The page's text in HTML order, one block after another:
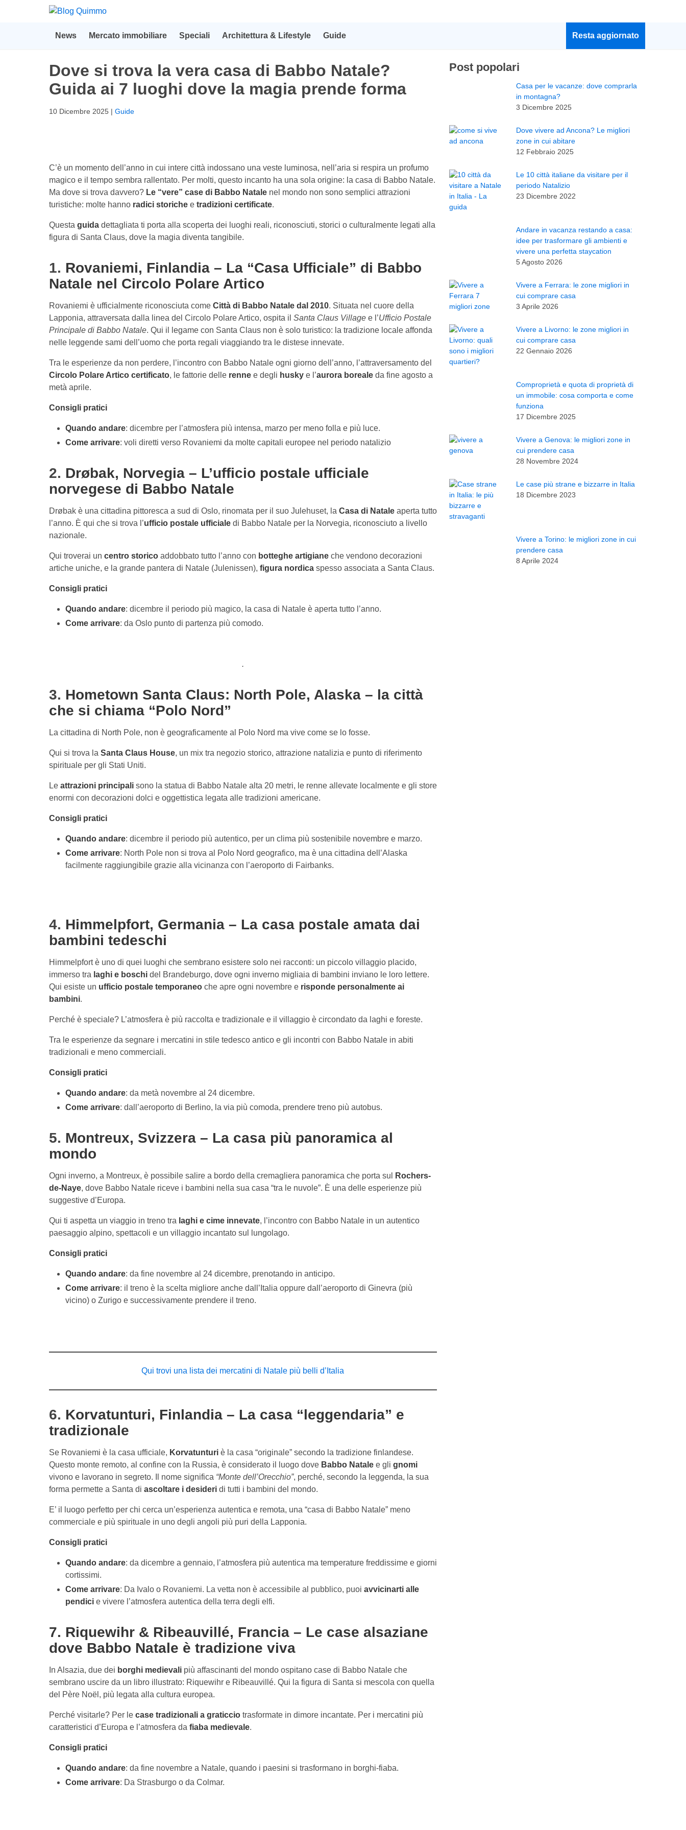
News Mercato immobiliare Speciali Architettura & Lifestyle Guide Resta aggiornato
Dove si trova la vera casa di Babbo Natale?
Guida ai 7 luoghi dove la magia prende forma
10 Dicembre 2025 | Guide
C’è un momento dell’anno in cui intere città indossano una veste luminosa, nell’aria si respira un profumo
magico e il tempo sembra rallentato. Per molti, questo incanto ha una sola origine: la casa di Babbo Natale.
Ma dove si trova davvero? Le “vere” case di Babbo Natale nel mondo non sono semplici attrazioni
turistiche: molte hanno radici storiche e tradizioni certificate.
Questa guida dettagliata ti porta alla scoperta dei luoghi reali, riconosciuti, storici o culturalmente legati alla
figura di Santa Claus, dove la magia diventa tangibile.
1. Rovaniemi, Finlandia – La “Casa Ufficiale” di Babbo
Natale nel Circolo Polare Artico
Rovaniemi è ufficialmente riconosciuta come Città di Babbo Natale dal 2010. Situata nel cuore della
Lapponia, attraversata dalla linea del Circolo Polare Artico, ospita il Santa Claus Village e l’Ufficio Postale
Principale di Babbo Natale. Qui il legame con Santa Claus non è solo turistico: la tradizione locale affonda
nelle leggende sami dell’uomo che porta regali viaggiando tra le distese innevate.
Tra le esperienze da non perdere, l’incontro con Babbo Natale ogni giorno dell’anno, l’attraversamento del
Circolo Polare Artico certificato, le fattorie delle renne e degli husky e l’aurora boreale da fine agosto a
metà aprile.
Consigli pratici
Quando andare: dicembre per l’atmosfera più intensa, marzo per meno folla e più luce.
Come arrivare: voli diretti verso Rovaniemi da molte capitali europee nel periodo natalizio
2. Drøbak, Norvegia – L’ufficio postale ufficiale
norvegese di Babbo Natale
Drøbak è una cittadina pittoresca a sud di Oslo, rinomata per il suo Julehuset, la Casa di Natale aperta tutto
l’anno. È qui che si trova l’ufficio postale ufficiale di Babbo Natale per la Norvegia, riconosciuto a livello
nazionale.
Qui troverai un centro storico addobbato tutto l’anno con botteghe artigiane che vendono decorazioni
artiche uniche, e la grande pantera di Natale (Julenissen), figura nordica spesso associata a Santa Claus.
Consigli pratici
Quando andare: dicembre il periodo più magico, la casa di Natale è aperta tutto l’anno.
Come arrivare: da Oslo punto di partenza più comodo.
.
3. Hometown Santa Claus: North Pole, Alaska – la città
che si chiama “Polo Nord”
La cittadina di North Pole, non è geograficamente al Polo Nord ma vive come se lo fosse.
Qui si trova la Santa Claus House, un mix tra negozio storico, attrazione natalizia e punto di riferimento
spirituale per gli Stati Uniti.
Le attrazioni principali sono la statua di Babbo Natale alta 20 metri, le renne allevate localmente e gli store
enormi con decorazioni dolci e oggettistica legata alle tradizioni americane.
Consigli pratici
Quando andare: dicembre il periodo più autentico, per un clima più sostenibile novembre e marzo.
Come arrivare: North Pole non si trova al Polo Nord geografico, ma è una cittadina dell’Alaska
facilmente raggiungibile grazie alla vicinanza con l’aeroporto di Fairbanks.
4. Himmelpfort, Germania – La casa postale amata dai
bambini tedeschi
Himmelpfort è uno di quei luoghi che sembrano esistere solo nei racconti: un piccolo villaggio placido,
immerso tra laghi e boschi del Brandeburgo, dove ogni inverno migliaia di bambini inviano le loro lettere.
Qui esiste un ufficio postale temporaneo che apre ogni novembre e risponde personalmente ai
bambini.
Perché è speciale? L’atmosfera è più raccolta e tradizionale e il villaggio è circondato da laghi e foreste.
Tra le esperienze da segnare i mercatini in stile tedesco antico e gli incontri con Babbo Natale in abiti
tradizionali e meno commerciali.
Consigli pratici
Quando andare: da metà novembre al 24 dicembre.
Come arrivare: dall’aeroporto di Berlino, la via più comoda, prendere treno più autobus.
5. Montreux, Svizzera – La casa più panoramica al
mondo
Ogni inverno, a Montreux, è possibile salire a bordo della cremagliera panoramica che porta sul
Rochers-
de-Naye, dove Babbo Natale riceve i bambini nella sua casa “tra le nuvole”. È una delle esperienze più
suggestive d’Europa.
Qui ti aspetta un viaggio in treno tra laghi e cime innevate, l’incontro con Babbo Natale in un autentico
paesaggio alpino, spettacoli e un villaggio incantato sul lungolago.
Consigli pratici
Quando andare: da fine novembre al 24 dicembre, prenotando in anticipo.
Come arrivare: il treno è la scelta migliore anche dall’Italia oppure dall’aeroporto di Ginevra (più
vicino) o Zurigo e successivamente prendere il treno.
Qui trovi una lista dei mercatini di Natale più belli d’Italia
6. Korvatunturi, Finlandia – La casa “leggendaria” e
tradizionale
Se Rovaniemi è la casa ufficiale, Korvatunturi è la casa “originale” secondo la tradizione finlandese.
Questo monte remoto, al confine con la Russia, è considerato il luogo dove Babbo Natale e gli gnomi
vivono e lavorano in segreto. Il nome significa “Monte dell’Orecchio”, perché, secondo la leggenda, la sua
forma permette a Santa di ascoltare i desideri di tutti i bambini del mondo.
E’ il luogo perfetto per chi cerca un’esperienza autentica e remota, una “casa di Babbo Natale” meno
commerciale e più spirituale in uno degli angoli più puri della Lapponia.
Consigli pratici
Quando andare: da dicembre a gennaio, l’atmosfera più autentica ma temperature freddissime e giorni
cortissimi.
Come arrivare: Da Ivalo o Rovaniemi. La vetta non è accessibile al pubblico, puoi avvicinarti alle
pendici e vivere l’atmosfera autentica della terra degli elfi.
7. Riquewihr & Ribeauvillé, Francia – Le case alsaziane
dove Babbo Natale è tradizione viva
In Alsazia, due dei borghi medievali più affascinanti del mondo ospitano case di Babbo Natale che
sembrano uscire da un libro illustrato: Riquewihr e Ribeauvillé. Qui la figura di Santa si mescola con quella
del Père Noël, più legata alla cultura europea.
Perché visitarle? Per le case tradizionali a graticcio trasformate in dimore incantate. Per i mercatini più
caratteristici d’Europa e l’atmosfera da fiaba medievale.
Consigli pratici
Quando andare: da fine novembre a Natale, quando i paesini si trasformano in borghi-fiaba.
Come arrivare: Da Strasburgo o da Colmar.
Post popolari
Casa per le vacanze: dove comprarla
in montagna?
3 Dicembre 2025
Dove vivere ad Ancona? Le migliori
zone in cui abitare
12 Febbraio 2025
Le 10 città italiane da visitare per il
periodo Natalizio
23 Dicembre 2022
Andare in vacanza restando a casa:
idee per trasformare gli ambienti e
vivere una perfetta staycation
5 Agosto 2026
Vivere a Ferrara: le zone migliori in
cui comprare casa
3 Aprile 2026
Vivere a Livorno: le zone migliori in
cui comprare casa
22 Gennaio 2026
Comproprietà e quota di proprietà di
un immobile: cosa comporta e come
funziona
17 Dicembre 2025
Vivere a Genova: le migliori zone in
cui prendere casa
28 Novembre 2024
Le case più strane e bizzarre in Italia
18 Dicembre 2023
Vivere a Torino: le migliori zone in cui
prendere casa
8 Aprile 2024